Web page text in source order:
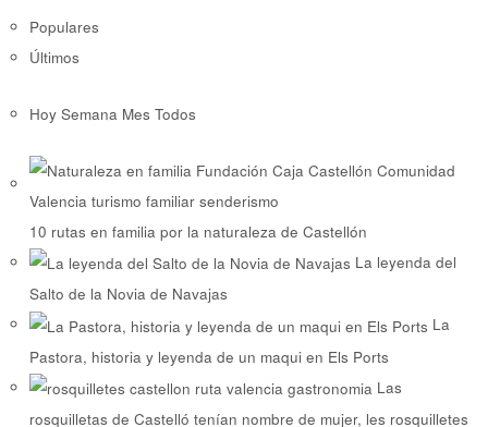
Populares
Últimos
Hoy Semana Mes Todos
10 rutas en familia por la naturaleza de Castellón
La leyenda del
Salto de la Novia de Navajas
La
Pastora, historia y leyenda de un maqui en Els Ports
Las
rosquilletas de Castelló tenían nombre de mujer, les rosquilletes